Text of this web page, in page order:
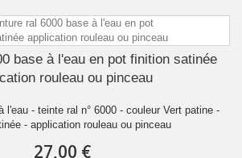
base à l'eau en pot finition satinée
rouleau ou pinceau
l'eau - teinte ral n° 6000 - couleur Vert patine -
- application rouleau ou pinceau
27,00 €